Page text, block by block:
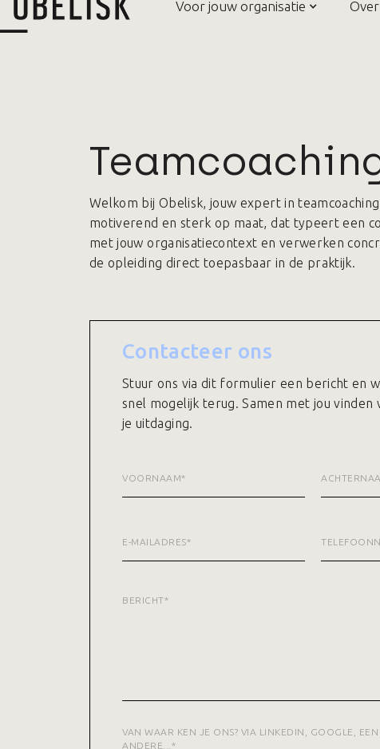
Voor jouw organisatie
Welkom bij Obelisk, jouw expert in
motiverend en sterk op maat, dat typeert een
met jouw organisatiecontext en verwerken
de opleiding direct toepasbaar in de praktijk.
Contacteer ons
Stuur ons via dit formulier een bericht en
snel mogelijk terug. Samen met jou vinden
je uitdaging.